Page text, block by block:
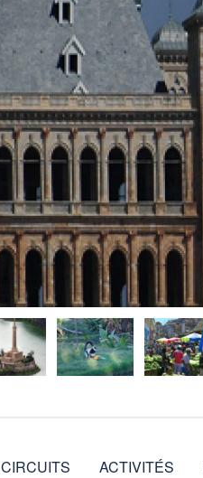
CIRCUITS ACTIVITÉS